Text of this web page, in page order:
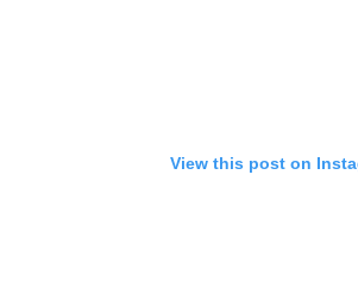
View this post on